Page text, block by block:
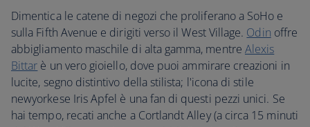
Dimentica le catene di negozi che proliferano a SoHo e
sulla Fifth Avenue e dirigiti verso il West Village. Odin offre
abbigliamento maschile di alta gamma, mentre Alexis
Bittar è un vero gioiello, dove puoi ammirare creazioni in
lucite, segno distintivo della stilista; l'icona di stile
newyorkese Iris Apfel è una fan di questi pezzi unici. Se
hai tempo, recati anche a Cortlandt Alley (a circa 15 minuti